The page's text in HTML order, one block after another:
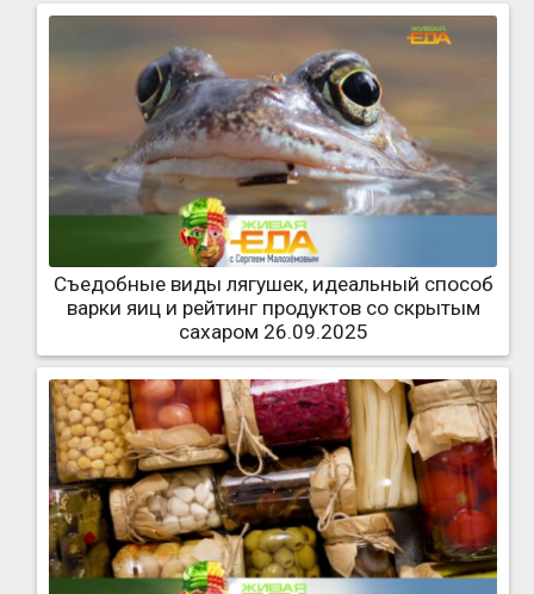
Съедобные виды лягушек, идеальный способ
варки яиц и рейтинг продуктов со скрытым
сахаром 26.09.2025